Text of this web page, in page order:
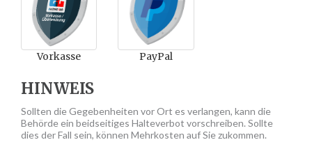
Vorkasse PayPal
HINWEIS
Sollten die Gegebenheiten vor Ort es verlangen, kann die
Behörde ein beidseitiges Halteverbot vorschreiben. Sollte
dies der Fall sein, können Mehrkosten auf Sie zukommen.